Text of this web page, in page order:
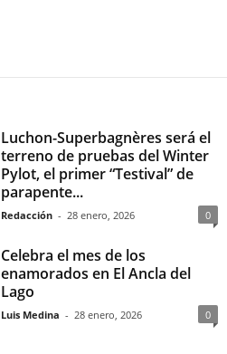
Luchon-Superbagnères será el
terreno de pruebas del Winter
Pylot, el primer “Testival” de
parapente...
Redacción - 28 enero, 2026 0
Celebra el mes de los
enamorados en El Ancla del
Lago
Luis Medina - 28 enero, 2026 0